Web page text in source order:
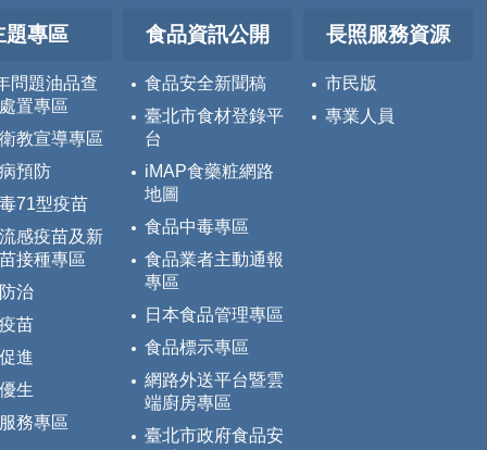
題專區
問題油品查
置專區
教宣導專區
預防
71型疫苗
感疫苗及新
接種專區
治
苗
進
生
務專區
食品資訊公開
食品安全新聞稿
臺北市食材登錄平
台
iMAP食藥粧網路
地圖
食品中毒專區
食品業者主動通報
專區
日本食品管理專區
食品標示專區
網路外送平台暨雲
端廚房專區
臺北市政府食品安
長照服務資源
市民版
專業人員